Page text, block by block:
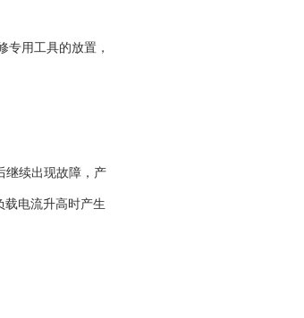
专用工具的放置，
继续出现故障，产
载电流升高时产生